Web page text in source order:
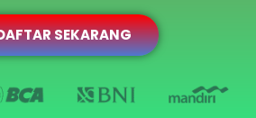
SEKARANG